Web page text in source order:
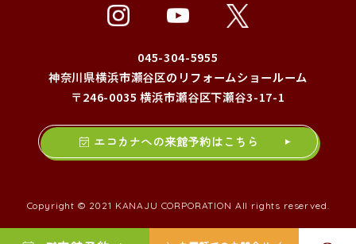
045-304-5955
神奈川県横浜市瀬谷区のリフォームショールーム
〒246-0035 横浜市瀬谷区下瀬谷3-17-1
エコカナへの来館予約はこちら
Copyright © 2021 KANAJU CORPORATION All rights reserved.